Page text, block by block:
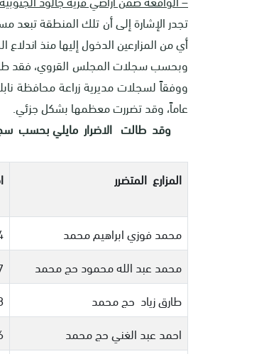
أي من المزارعين الدخول إليها منذ
وبحسب سجلات المجلس القروي، فقد طالت
عاماً، وقد تضررت معظمها بشكل جزئي.
وقد طالت الاضرار مايلي بحسب
المزارع المتضرر
محمد فوزي ابراهيم محمد
محمد عبد الله محمود حج محمد
طارق زياد حج محمد
احمد عبد الغني حج محمد